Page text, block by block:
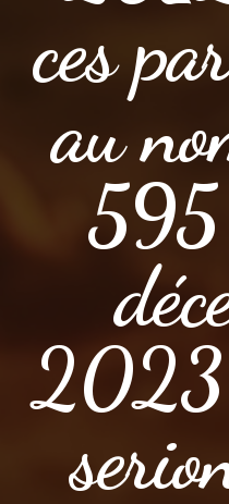
ces
au
595
2023